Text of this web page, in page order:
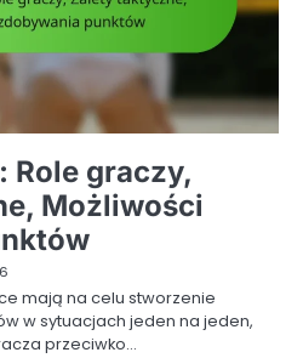
Role graczy,
Możliwości
mają na celu stworzenie
w sytuacjach jeden na jeden,
przeciwko…